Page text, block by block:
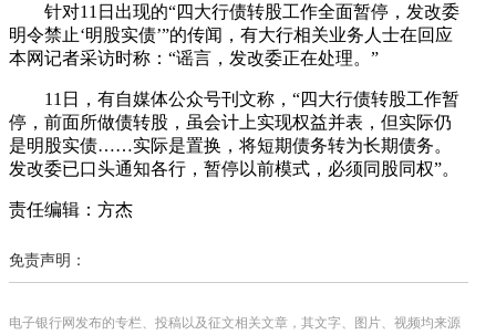
针对11日出现的“四大行债转股工作全面暂停，发改委
明令禁止‘明股实债’”的传闻，有大行相关业务人士在回应
本网记者采访时称：“谣言，发改委正在处理。”
11日，有自媒体公众号刊文称，“四大行债转股工作暂
停，前面所做债转股，虽会计上实现权益并表，但实际仍
是明股实债……实际是置换，将短期债务转为长期债务。
发改委已口头通知各行，暂停以前模式，必须同股同权”。
责任编辑：方杰
免责声明：
电子银行网发布的专栏、投稿以及征文相关文章，其文字、图片、视频均来源